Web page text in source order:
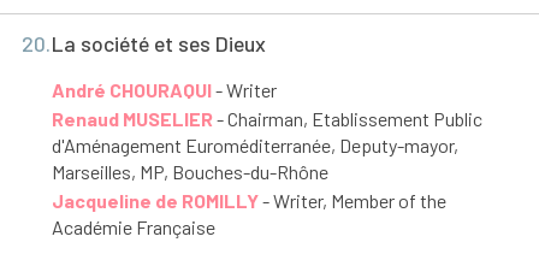
20.La société et ses Dieux
André CHOURAQUI- Writer
Renaud MUSELIER- Chairman, Etablissement Public
d'Aménagement Euroméditerranée, Deputy-mayor,
Marseilles, MP, Bouches-du-Rhône
Jacqueline de ROMILLY- Writer, Member of the
Académie Française